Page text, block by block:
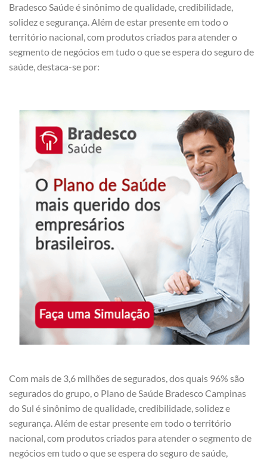
Bradesco Saúde é sinônimo de qualidade, credibilidade,
solidez e segurança. Além de estar presente em todo o
território nacional, com produtos criados para atender o
segmento de negócios em tudo o que se espera do seguro de
saúde, destaca-se por:
Com mais de 3,6 milhões de segurados, dos quais 96% são
segurados do grupo, o Plano de Saúde Bradesco Campinas
do Sul é sinônimo de qualidade, credibilidade, solidez e
segurança. Além de estar presente em todo o território
nacional, com produtos criados para atender o segmento de
negócios em tudo o que se espera do seguro de saúde,